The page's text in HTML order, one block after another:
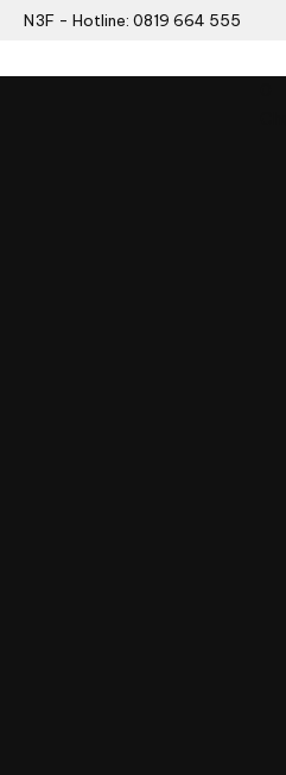
N3F - Hotline: 0819 664 555